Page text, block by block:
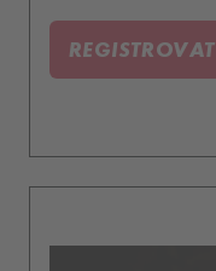
REGISTROVAT